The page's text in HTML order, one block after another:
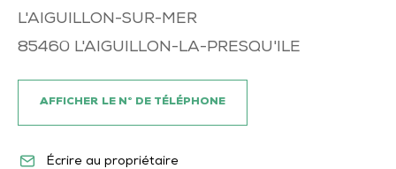
L'AIGUILLON-SUR-MER
85460 L'AIGUILLON-LA-PRESQU'ILE
AFFICHER LE N° DE TÉLÉPHONE
Écrire au propriétaire